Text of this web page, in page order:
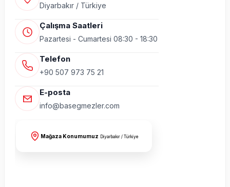
Diyarbakır / Türkiye
Çalışma Saatleri
Pazartesi - Cumartesi 08:30 - 18:30
Telefon
+90 507 973 75 21
E-posta
info@basegmezler.com
Mağaza Konumumuz Diyarbakır / Türkiye